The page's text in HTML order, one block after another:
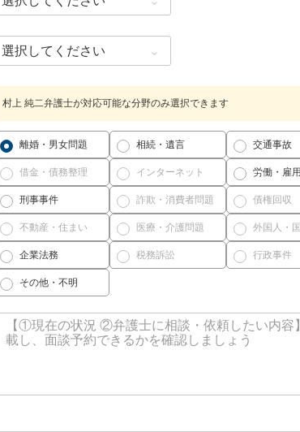
村上 純二弁護士が対応可能な分野のみ選択できます
離婚・男女問題 相続・遺言 交通事故
借金・債務整理 インターネット 労働・雇
刑事事件 詐欺・消費者問題 債権回収
不動産・住まい 医療・介護問題 外国人・
企業法務 税務訴訟 行政事件
その他・不明